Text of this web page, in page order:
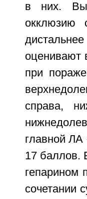
в них.
окклюзию
оценивают
при
справа,
главной ЛА
17 баллов.
гепарином
сочетании